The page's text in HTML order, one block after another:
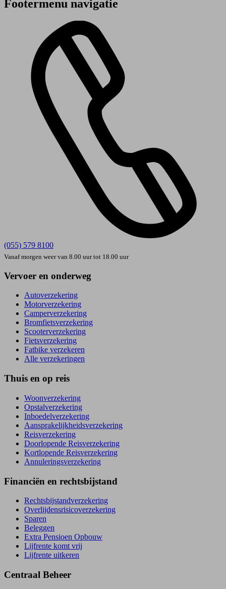
Footermenu navigatie
(055) 579 8100
Vanaf morgen weer van 8.00 uur tot 18.00 uur
Vervoer en onderweg
Autoverzekering
Motorverzekering
Camperverzekering
Bromfietsverzekering
Scooterverzekering
Fietsverzekering
Fatbike verzekeren
Alle verzekeringen
Thuis en op reis
Woonverzekering
Opstal­verzekering
Inboedel­verzekering
Aansprakelijkheids­verzekering
Reisverzekering
Doorlopende Reisverzekering
Kortlopende Reisverzekering
Annuleringsverzekering
Financiën en rechtsbijstand
Rechtsbijstand­verzekering
Overlijdensrisico­verzekering
Sparen
Beleggen
Extra Pensioen Opbouw
Lijfrente komt vrij
Lijfrente uitkeren
Centraal Beheer